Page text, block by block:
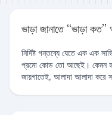
ভাড়া জানাতে “ভাড়া কত”
নির্দিষ্ট গন্তব্যে যেতে এক এক
প্রমো কোড তো আছেই। কেমন হত
জায়গাতেই, আলাদা আলাদা করে